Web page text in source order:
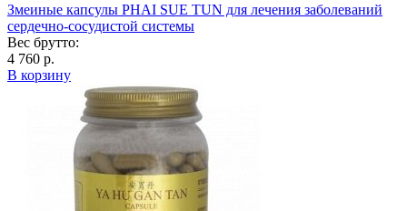
Змеиные капсулы PHAI SUE TUN для лечения заболеваний
сердечно-сосудистой системы
Вес брутто:
4 760 р.
В корзину